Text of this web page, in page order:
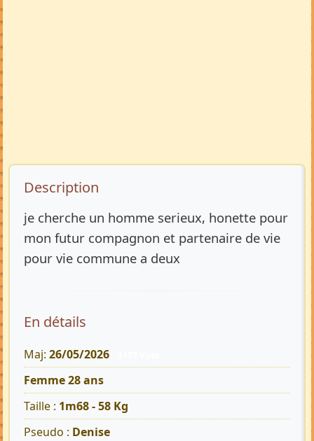
Description de l’annonce
Description
je cherche un homme serieux, honette pour
mon futur compagnon et partenaire de vie
pour vie commune a deux
En détails
Maj: 26/05/2026
Femme 28 ans
Taille : 1m68 - 58 Kg
Pseudo : Denise